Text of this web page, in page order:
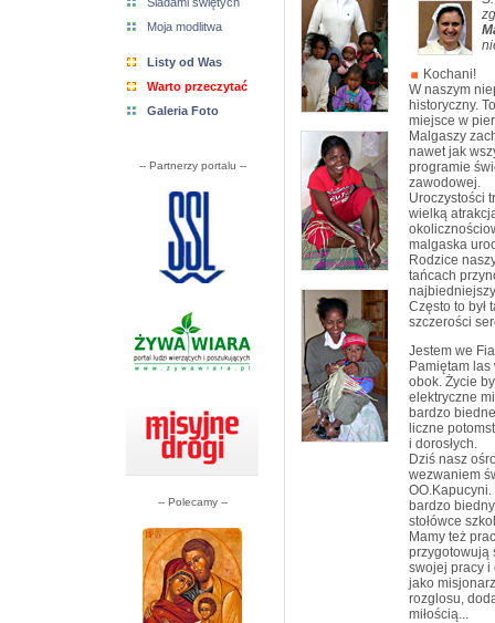
Moja modlitwa
Listy od Was
Warto przeczytać
Galeria Foto
-- Partnerzy portalu --
-- Polecamy --
Kochani!
W naszym
historyczny.
miejsce w
Malgaszy
nawet jak
programie
zawodowej.
Uroczystości
wielką
malgaska
Rodzice
tańcach
Często to był
szczerości
Jestem we
Pamiętam
obok. Życie
elektryczne
bardzo
liczne
i dorosłych.
Dziś nasz
wezwaniem
bardzo
stołówce
Mamy też
przygotowują
swojej pracy i
jako
rozglosu,
miłością...